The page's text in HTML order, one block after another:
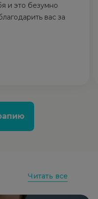
и это безумно
вас за
Читать все